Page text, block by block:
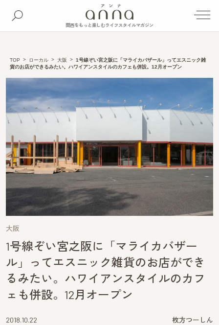
関西をもっと楽しむライフスタイルマガジン
TOP ローカル 大阪
1号線ぞい宮之阪に「マライカバザール」ってエスニック雑
貨のお店ができるみたい。ハワイアンスタイルのカフェも併設。12月オープン
大阪
1号線ぞい宮之阪に「マライカバザー
ル」ってエスニック雑貨のお店ができ
るみたい。ハワイアンスタイルのカフ
ェも併設。12月オープン
2018.10.22 枚方つーしん